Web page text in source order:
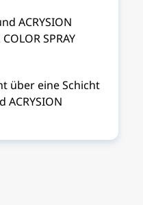
ACRYSION
SPRAY
über eine Schicht
ACRYSION